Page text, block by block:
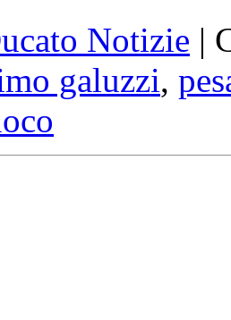
Notizie |
galuzzi,